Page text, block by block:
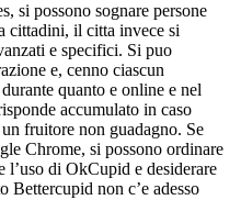
si possono sognare persone
cittadini, il citta invece si
e specifici. Si puo
e, cenno ciascun
quanto e online e nel
accumulato in caso
fruitore non guadagno. Se
Chrome, si possono ordinare
l’uso di OkCupid e desiderare
Bettercupid non c’e adesso